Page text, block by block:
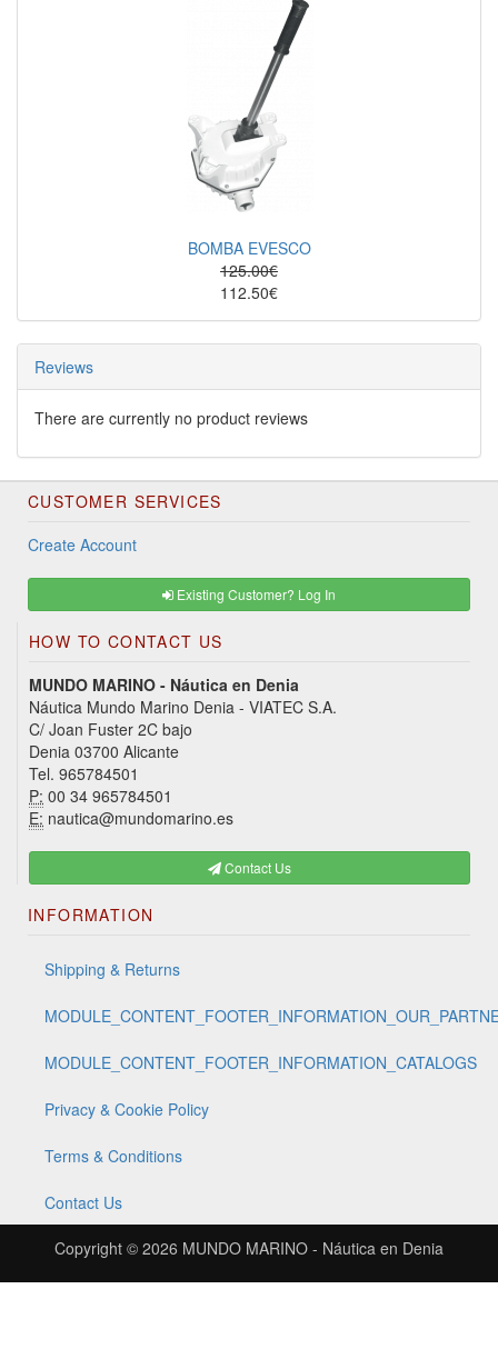
BOMBA EVESCO
125.00€
112.50€
Reviews
There are currently no product reviews
CUSTOMER SERVICES
Create Account
Existing Customer? Log In
HOW TO CONTACT US
MUNDO MARINO - Náutica en Denia
Náutica Mundo Marino Denia - VIATEC S.A.
C/ Joan Fuster 2C bajo
Denia 03700 Alicante
Tel. 965784501
P: 00 34 965784501
E: nautica@mundomarino.es
Contact Us
INFORMATION
Shipping & Returns
MODULE_CONTENT_FOOTER_INFORMATION_CATALOGS
Privacy & Cookie Policy
Terms & Conditions
Contact Us
Copyright © 2026 MUNDO MARINO - Náutica en Denia